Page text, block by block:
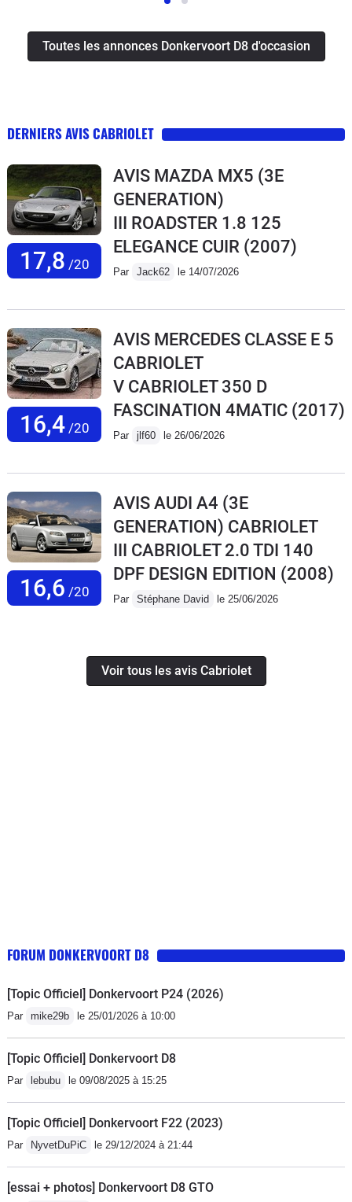
Toutes les annonces Donkervoort D8 d'occasion
DERNIERS AVIS CABRIOLET
17,8 /20
AVIS MAZDA MX5 (3E
GENERATION)
III ROADSTER 1.8 125
ELEGANCE CUIR (2007)
Par Jack62 le 14/07/2026
16,4/20
AVIS MERCEDES CLASSE E 5
CABRIOLET
V CABRIOLET 350 D
FASCINATION 4MATIC (2017)
Par jlf60 le 26/06/2026
16,6 /20
AVIS AUDI A4 (3E
GENERATION) CABRIOLET
III CABRIOLET 2.0 TDI 140
DPF DESIGN EDITION (2008)
Par Stéphane David le 25/06/2026
Voir tous les avis Cabriolet
FORUM DONKERVOORT D8
[Topic Officiel] Donkervoort P24 (2026)
Par mike29b le 25/01/2026 à 10:00
[Topic Officiel] Donkervoort D8
Par lebubu le 09/08/2025 à 15:25
[Topic Officiel] Donkervoort F22 (2023)
Par NyvetDuPiC le 29/12/2024 à 21:44
[essai + photos] Donkervoort D8 GTO